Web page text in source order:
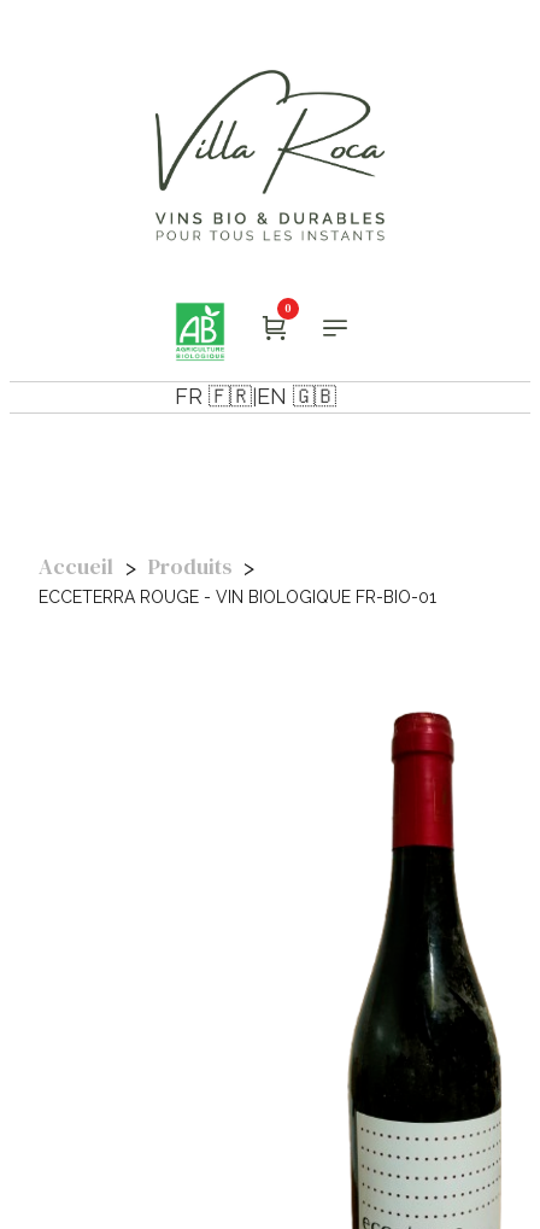
0
FR 🇫🇷 EN 🇬🇧
Accueil Produits
ECCETERRA ROUGE - VIN BIOLOGIQUE FR-BIO-01